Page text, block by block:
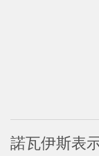
諾瓦伊斯表